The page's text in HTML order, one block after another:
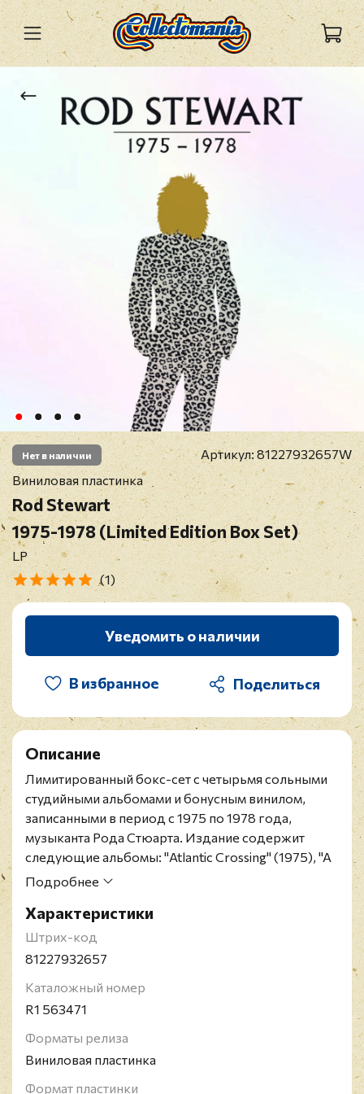
Нет в наличии Артикул: 81227932657W
Виниловая пластинка
Rod Stewart
1975-1978 (Limited Edition Box Set)
LP
(1)
Уведомить о наличии
В избранное
Описание
Лимитированный бокс-сет с четырьмя сольными
студийными альбомами и бонусным винилом,
записанными в период с 1975 по 1978 года,
музыканта Рода Стюарта. Издание содержит
следующие альбомы: "Atlantic Crossing" (1975), "A
Night on the Town" (1976), "Footloose & Fancy Free"
1975-1978".
Релиз представлен в подарочном бокс-сете на
пяти черных винилах и включает бонусный винил с
исполнителя.
Бонусный LP, названный Encores 1975-1978,
представляет собой сборник из 10 ауттеков,
выбранных из сессий записи для всех четырех
Подробнее
Характеристики
Штрих-код
81227932657
Каталожный номер
R1 563471
Форматы релиза
Виниловая пластинка
Формат пластинки